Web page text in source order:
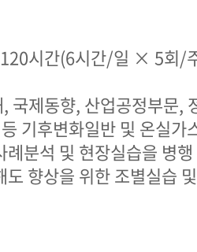
시간(6시간/일 × 5회/
국제동향, 산업공정부문,
기후변화일반 및 온실가
분석 및 현장실습을 병행
향상을 위한 조별실습